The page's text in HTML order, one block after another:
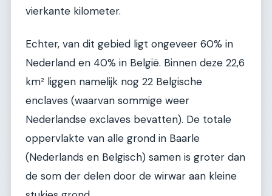
vierkante kilometer.
Echter, van dit gebied ligt ongeveer 60% in
Nederland en 40% in België. Binnen deze 22,6
km² liggen namelijk nog 22 Belgische
enclaves (waarvan sommige weer
Nederlandse exclaves bevatten). De totale
oppervlakte van alle grond in Baarle
(Nederlands en Belgisch) samen is groter dan
de som der delen door de wirwar aan kleine